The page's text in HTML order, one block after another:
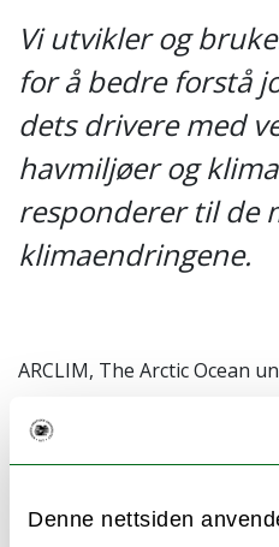
Denne nettsiden
Vi utvikler og
for å bedre forstå
dets drivere med
havmiljøer og
responderer til de
klimaendringene.
ARCLIM, The Arctic Ocean
marine ecology,
The primary objective of
knowledge of the poorly-